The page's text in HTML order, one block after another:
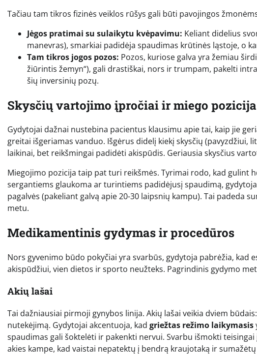
Tačiau tam tikros fizinės veiklos rūšys gali būti pavojingos
Jėgos pratimai su sulaikytu kvėpavimu: Keliant didelius
manevras), smarkiai padidėja spaudimas krūtinės ląstoje, o
Tam tikros jogos pozos: Pozos, kuriose galva yra žemiau
žiūrintis žemyn“), gali drastiškai, nors ir trumpam, pakelti
šių inversinių pozų.
Skysčių vartojimo įpročiai ir miego pozicija
Gydytojai dažnai nustebina pacientus klausimu apie tai, kaip jie
greitai išgeriamas vanduo. Išgėrus didelį kiekį skysčių (pavyzdžiui,
laikinai, bet reikšmingai padidėti akispūdis. Geriausia skysčius
Miegojimo pozicija taip pat turi reikšmės. Tyrimai rodo, kad gulint
sergantiems glaukoma ar turintiems padidėjusį spaudimą,
pagalvės (pakeliant galvą apie 20-30 laipsnių kampu). Tai padeda
metu.
Medikamentinis gydymas ir procedūros
Nors gyvenimo būdo pokyčiai yra svarbūs, gydytoja pabrėžia, kad
akispūdžiui, vien dietos ir sporto neužteks. Pagrindinis gydymo
Akių lašai
Tai dažniausiai pirmoji gynybos linija. Akių lašai veikia dviem
nutekėjimą. Gydytojai akcentuoja, kad griežtas režimo laikymasis
spaudimas gali šoktelėti ir pakenkti nervui. Svarbu išmokti
akies kampe, kad vaistai nepatektų į bendrą kraujotaką ir